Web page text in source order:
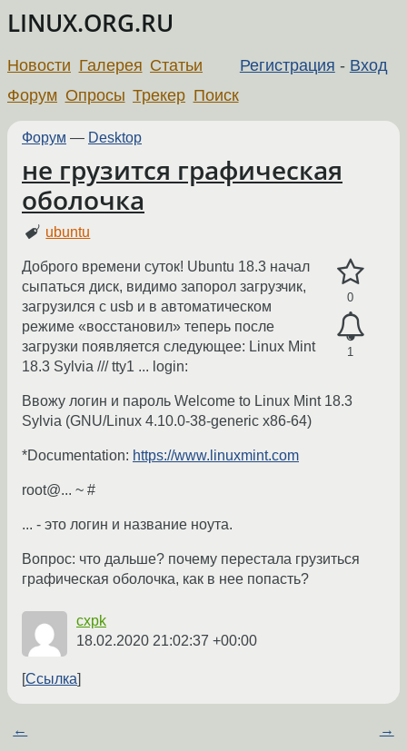
LINUX.ORG.RU
Регистрация - Вход
Новости Галерея Статьи
Форум Опросы Трекер Поиск
Форум — Desktop
не грузится графическая
оболочка
ubuntu
0
1
Доброго времени суток! Ubuntu 18.3 начал
сыпаться диск, видимо запорол загрузчик,
загрузился с usb и в автоматическом
режиме «восстановил» теперь после
загрузки появляется следующее: Linux Mint
18.3 Sylvia /// tty1 ... login:
Ввожу логин и пароль Welcome to Linux Mint 18.3
Sylvia (GNU/Linux 4.10.0-38-generic x86-64)
*Documentation: https://www.linuxmint.com
root@... ~ #
... - это логин и название ноута.
Вопрос: что дальше? почему перестала грузиться
графическая оболочка, как в нее попасть?
cxpk
18.02.2020 21:02:37 +00:00
Ссылка
← →